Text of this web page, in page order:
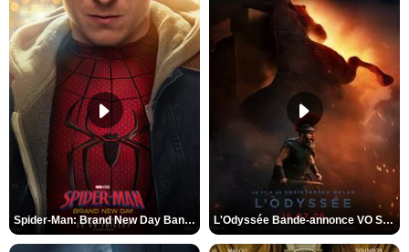
Spider-Man: Brand New Day Bande-annonce VO STFR L'Odyssée Bande-annonce VO STFR